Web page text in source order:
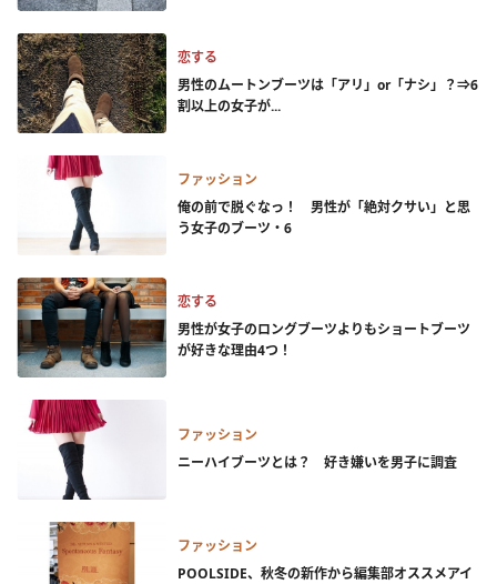
恋する
男性のムートンブーツは「アリ」or「ナシ」？⇒6
割以上の女子が...
ファッション
俺の前で脱ぐなっ！ 男性が「絶対クサい」と思
う女子のブーツ・6
恋する
男性が女子のロングブーツよりもショートブーツ
が好きな理由4つ！
ファッション
ニーハイブーツとは？ 好き嫌いを男子に調査
ファッション
POOLSIDE、秋冬の新作から編集部オススメアイ